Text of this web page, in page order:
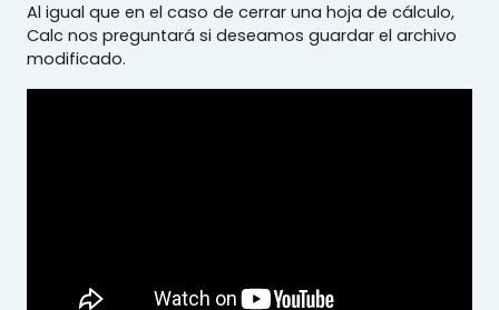
Al igual que en el caso de cerrar una hoja de cálculo,
Calc nos preguntará si deseamos guardar el archivo
modificado.